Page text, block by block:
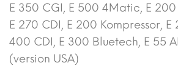
E 350 CGI, E 500 4Matic, E 200
E 270 CDI, E 200 Kompressor, E
400 CDI, E 300 Bluetech, E 55
(version USA)